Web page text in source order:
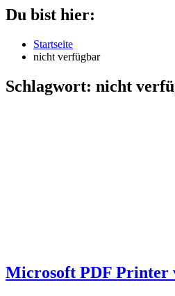
Du bist hier:
Startseite
nicht verfügbar
Schlagwort: nicht
Microsoft PDF Printer